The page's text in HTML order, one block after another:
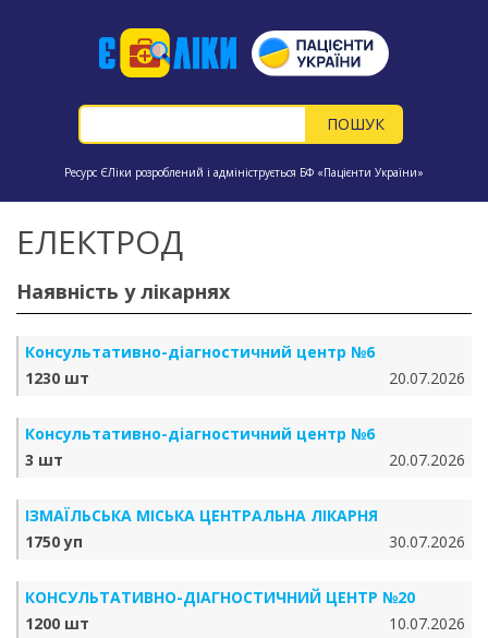
Ресурс ЄЛіки розроблений і адмініструється БФ «Пацієнти України»
ЕЛЕКТРОД
Наявність у лікарнях
Консультативно-діагностичний центр №6
1230 шт
20.07.2026
Консультативно-діагностичний центр №6
3 шт
20.07.2026
ІЗМАЇЛЬСЬКА МІСЬКА ЦЕНТРАЛЬНА ЛІКАРНЯ
1750 уп
30.07.2026
КОНСУЛЬТАТИВНО-ДІАГНОСТИЧНИЙ ЦЕНТР №20
1200 шт
10.07.2026